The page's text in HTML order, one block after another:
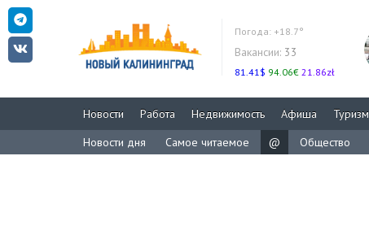
Погода: +18.7°
Вакансии: 33
81.41$ 94.06€ 21.86zł
Новости Работа Недвижимость Афиша Туризм
Новости дня
Самое читаемое @ Общество